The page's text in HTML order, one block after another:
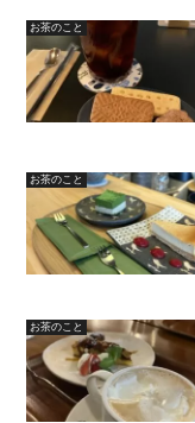
お茶のこと
お茶のこと
お茶のこと